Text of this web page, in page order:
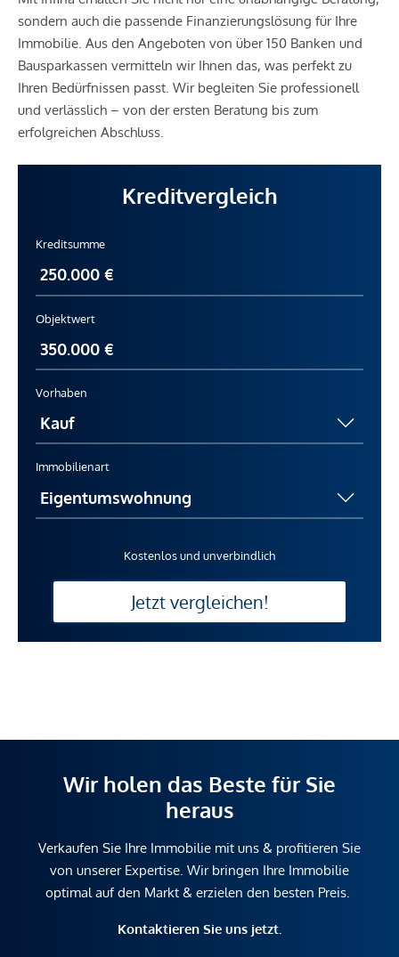
sondern auch die passende Finanzierungslösung für Ihre
Immobilie. Aus den Angeboten von über 150 Banken und
Bausparkassen vermitteln wir Ihnen das, was perfekt zu
Ihren Bedürfnissen passt. Wir begleiten Sie professionell
und verlässlich – von der ersten Beratung bis zum
erfolgreichen Abschluss.
Kreditvergleich
Kreditsumme
Objektwert
Vorhaben
Immobilienart
Kostenlos und unverbindlich
Jetzt vergleichen!
Wir holen das Beste für Sie
heraus
Verkaufen Sie Ihre Immobilie mit uns & profitieren Sie
von unserer Expertise. Wir bringen Ihre Immobilie
optimal auf den Markt & erzielen den besten Preis.
Kontaktieren Sie uns jetzt.